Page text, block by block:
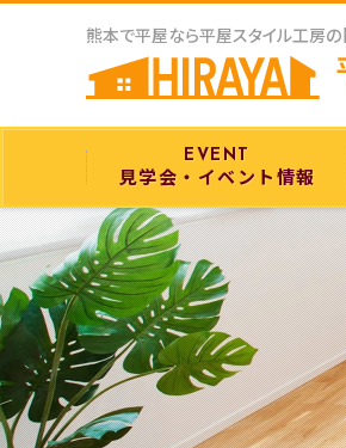
EVENT
見学会・イベント情報